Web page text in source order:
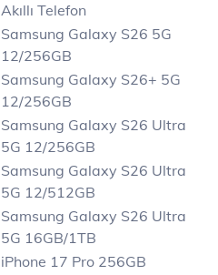
Akıllı Telefon
Samsung Galaxy S26 5G
12/256GB
Samsung Galaxy S26+ 5G
12/256GB
Samsung Galaxy S26 Ultra
5G 12/256GB
Samsung Galaxy S26 Ultra
5G 12/512GB
Samsung Galaxy S26 Ultra
5G 16GB/1TB
iPhone 17 Pro 256GB